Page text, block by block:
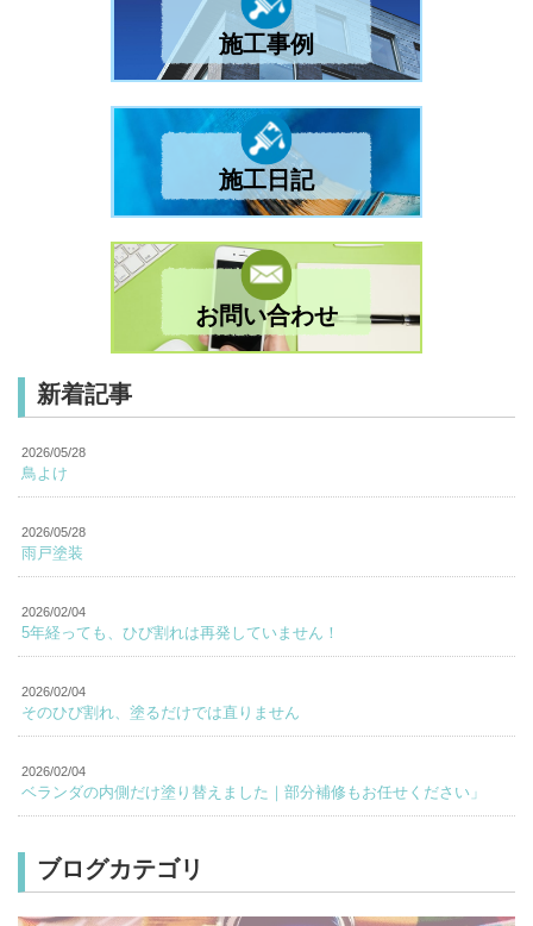
施工事例
施工日記
お問い合わせ
新着記事
2026/05/28
鳥よけ
2026/05/28
雨戸塗装
2026/02/04
5年経っても、ひび割れは再発していません！
2026/02/04
そのひび割れ、塗るだけでは直りません
2026/02/04
ベランダの内側だけ塗り替えました｜部分補修もお任せください」
ブログカテゴリ